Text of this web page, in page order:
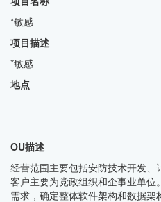
*敏感 组织
项目描述
*敏感
地点
标
OU描述
经营范围主要包括安防技术开发、
客户主要为党政组织和企事业单
需求，确定整体软件架构和数据